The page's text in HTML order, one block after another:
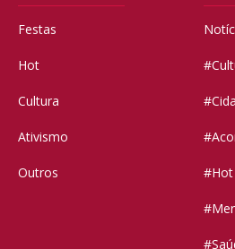
Festas
Hot
Cultura
Ativismo
Outros #Hot